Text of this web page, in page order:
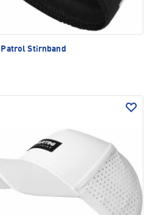
Patrol Stirnband